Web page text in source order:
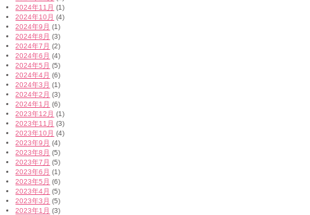
2024年11月 (1)
2024年10月 (4)
2024年9月 (1)
2024年8月 (3)
2024年7月 (2)
2024年6月 (4)
2024年5月 (5)
2024年4月 (6)
2024年3月 (1)
2024年2月 (3)
2024年1月 (6)
2023年12月 (1)
2023年11月 (3)
2023年10月 (4)
2023年9月 (4)
2023年8月 (5)
2023年7月 (5)
2023年6月 (1)
2023年5月 (6)
2023年4月 (5)
2023年3月 (5)
2023年1月 (3)